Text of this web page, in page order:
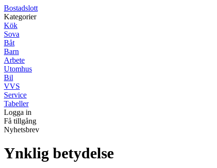
Bostadslott
Kategorier
Kök
Sova
Båt
Barn
Arbete
Utomhus
Bil
VVS
Service
Tabeller
Logga in
Få tillgång
Nyhetsbrev
Ynklig betydelse